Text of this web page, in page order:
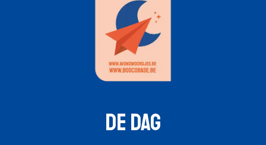
DE DAG